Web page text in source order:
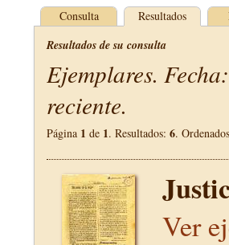
Consulta Resultados
Resultados de su consulta
Ejemplares.
reciente.
Página 1 de 1. Resultados: 6. Ordenados
Ver